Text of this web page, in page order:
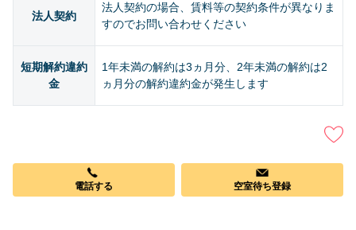
法人契約
法人契約の場合、賃料等の契約条件が異なりま
すのでお問い合わせください
短期解約違約
金
1年未満の解約は3ヵ月分、2年未満の解約は2
ヵ月分の解約違約金が発生します
電話する 空室待ち登録